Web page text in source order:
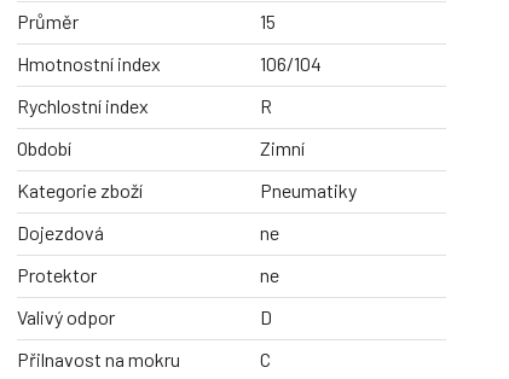
Průměr
15
Hmotnostní index
106/104
Rychlostní index
R
Období
Zimní
Kategorie zboží
Pneumatiky
Dojezdová
ne
Protektor
ne
Valivý odpor
D
Přilnavost na mokru
C